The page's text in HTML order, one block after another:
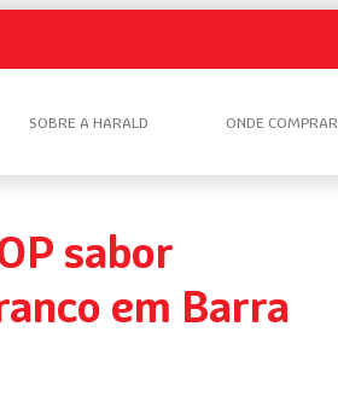
SOBRE A HARALD ONDE COMPRAR
sabor
em Barra